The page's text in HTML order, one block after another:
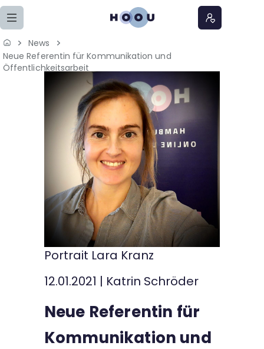
Zum Seiteninhalt springen
Home
Lernangebote
Podcasts
Meine Lernangebote
Veranstaltungen
Über uns
Kontakt
News
Neue Referentin für Kommunikation und
Öffentlichkeitsarbeit
Portrait Lara Kranz
12.01.2021 | Katrin Schröder
Neue Referentin für
Kommunikation und